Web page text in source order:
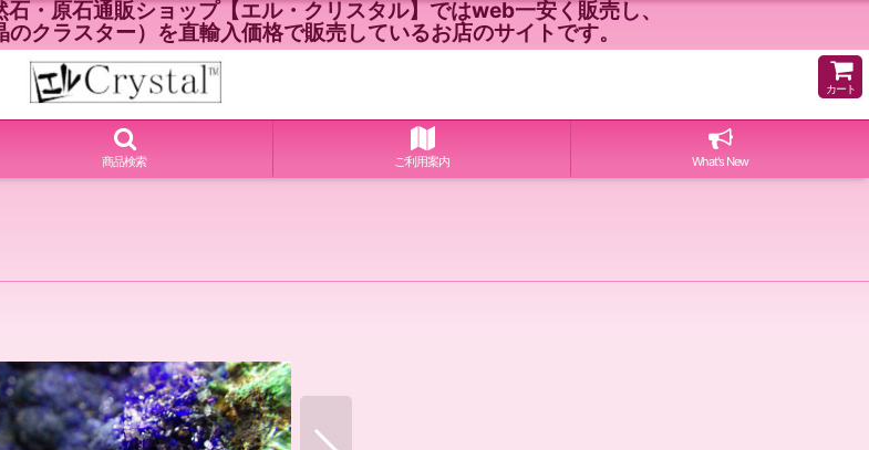
・原石通販ショップ【エル・クリスタル】ではweb一安く販売し、
クラスター）を直輸入価格で販売しているお店のサイトです。
カート
商品検索 ご利用案内 What's New